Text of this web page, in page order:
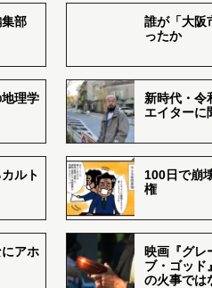
部
誰が「大阪
ったか
理学
新時代・令
エイターに
カルト
100日で崩
権
アホ
映画『グレ
ブ・ゴッド
の火事では